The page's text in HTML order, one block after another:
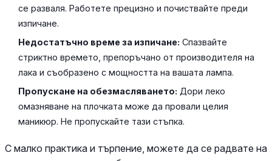
се разваля. Работете прецизно и почиствайте преди
изпичане.
Недостатъчно време за изпичане: Спазвайте
стриктно времето, препоръчано от производителя на
лака и съобразено с мощността на вашата лампа.
Пропускане на обезмасляването: Дори леко
омазняване на плочката може да провали целия
маникюр. Не пропускайте тази стъпка.
С малко практика и търпение, можете да се радвате на